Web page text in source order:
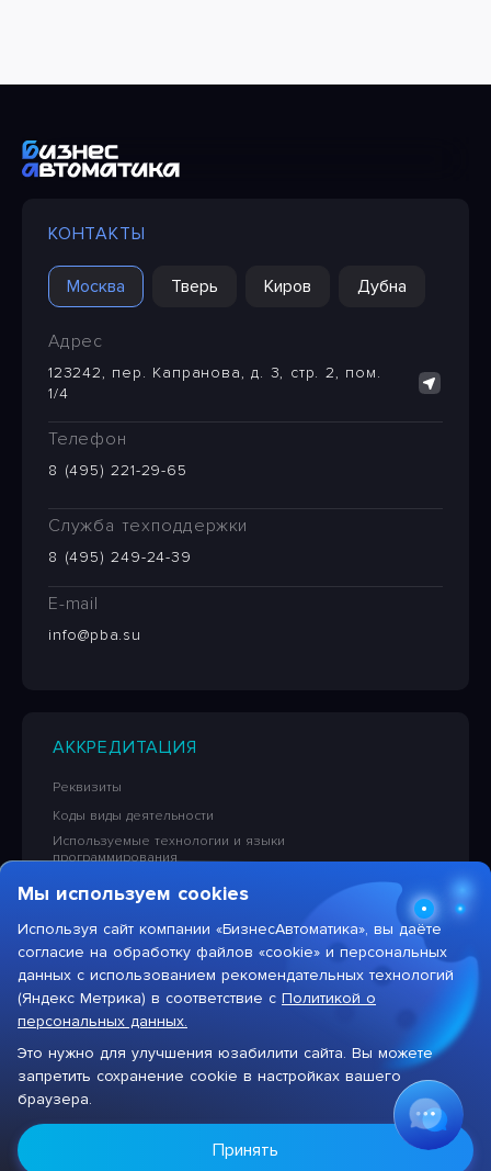
КОНТАКТЫ
Москва Тверь Киров Дубна
Адрес
123242, пер. Капранова, д. 3, стр. 2, пом.
1/4
Телефон
8 (495) 221-29-65
Служба техподдержки
8 (495) 249-24-39
E-mail
info@pba.su
АККРЕДИТАЦИЯ
Реквизиты
Коды виды деятельности
Используемые технологии и языки
программирования
Сведения об исключительных правах на ПО
«БизнесАвтоматика»
Тарифы на услуги компании
Цифровая система для автоматизации бизнеса
НПЦ «БизнесАвтоматика», 2026 год. Все права
защищены ©
Max
Мы используем cookies
Используя сайт компании «БизнесАвтоматика», вы даёте
согласие на обработку файлов «cookie» и персональных
данных с использованием рекомендательных технологий
(Яндекс Метрика) в соответствие с Политикой о
персональных данных.
Это нужно для улучшения юзабилити сайта. Вы можете
запретить сохранение cookie в настройках вашего
браузера.
Принять